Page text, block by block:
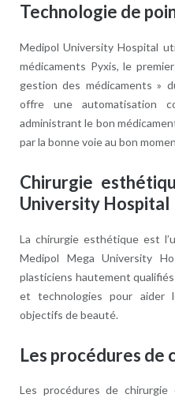
Technologie de
Medipol University Hospital
médicaments Pyxis, le
gestion des médicaments »
offre une automatisation
administrant le bon
par la bonne voie au bon
Chirurgie
University Hospital
La chirurgie esthétique est
Medipol Mega University
plasticiens hautement
et technologies pour aider
objectifs de beauté.
Les procédures de
Les procédures de